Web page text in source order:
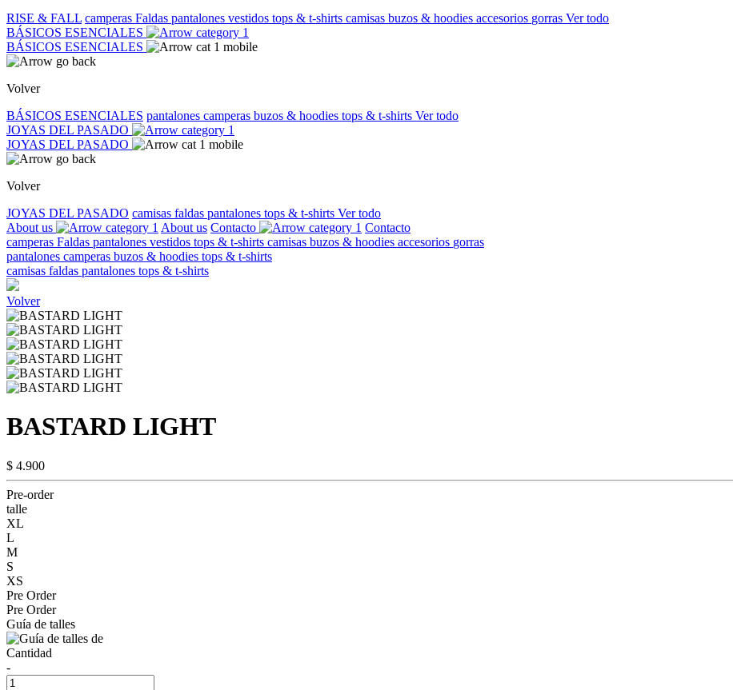
RISE & FALL camperas Faldas pantalones vestidos tops & t-shirts camisas buzos & hoodies accesorios gorras Ver todo
BÁSICOS ESENCIALES
BÁSICOS ESENCIALES
Volver
BÁSICOS ESENCIALES pantalones camperas buzos & hoodies tops & t-shirts Ver todo
JOYAS DEL PASADO
JOYAS DEL PASADO
Volver
JOYAS DEL PASADO camisas faldas pantalones tops & t-shirts Ver todo
About us
About us Contacto
Contacto
camperas Faldas pantalones vestidos tops & t-shirts camisas buzos & hoodies accesorios gorras
pantalones camperas buzos & hoodies tops & t-shirts
camisas faldas pantalones tops & t-shirts
Volver
BASTARD LIGHT
$ 4.900
Pre-order
talle
XL
L
M
S
XS
Pre Order
Pre Order
Guía de talles
Cantidad
-